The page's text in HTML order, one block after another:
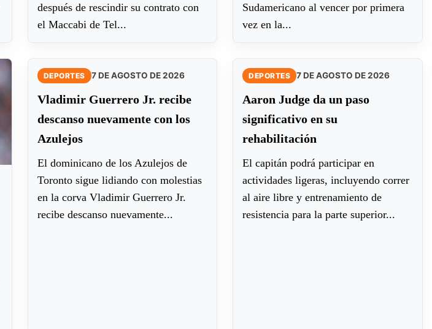
después de rescindir su contrato con
el Maccabi de Tel...
Sudamericano al vencer por primera
vez en la...
DEPORTES 7 DE AGOSTO DE 2026
Vladimir Guerrero Jr. recibe
descanso nuevamente con los
Azulejos
El dominicano de los Azulejos de
Toronto sigue lidiando con molestias
en la corva Vladimir Guerrero Jr.
recibe descanso nuevamente...
DEPORTES 7 DE AGOSTO DE 2026
Aaron Judge da un paso
significativo en su
rehabilitación
El capitán podrá participar en
actividades ligeras, incluyendo correr
al aire libre y entrenamiento de
resistencia para la parte superior...